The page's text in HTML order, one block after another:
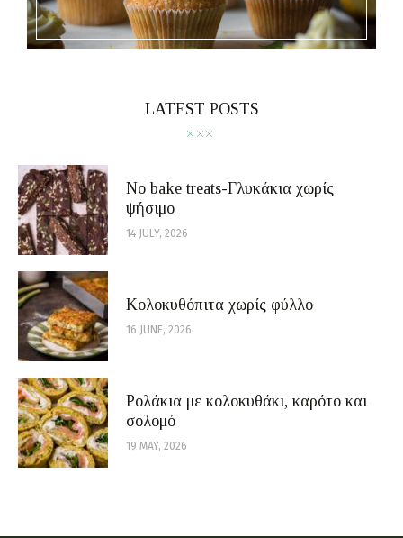
LATEST POSTS
No bake treats-Γλυκάκια χωρίς
ψήσιμο
14 JULY, 2026
Κολοκυθόπιτα χωρίς φύλλο
16 JUNE, 2026
Ρολάκια με κολοκυθάκι, καρότο και
σολομό
19 MAY, 2026